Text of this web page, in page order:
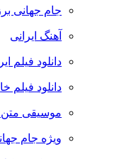
جام جهانی برزیل
آهنگ ایرانی
دانلود فیلم
دانلود فیلم
موسیقی متن
ویژه جام جهانی 2018